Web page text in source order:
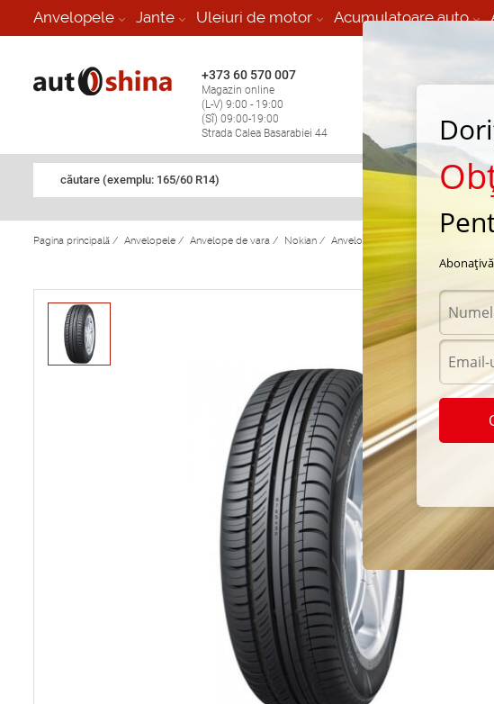
Anvelopele Jante Uleiuri de motor Acumulatoare auto
+373 60 570 007
Magazin online
(L-V) 9:00 - 19:00
(Sî) 09:00-19:00
Strada Calea Basarabiei 44
Vulcanizare Mobila 24/7
căutare (exemplu: 165/60 R14)
Pagina principală / Anvelopele / Anvelope de vara / Nokian / Anvelope de vara Nokian